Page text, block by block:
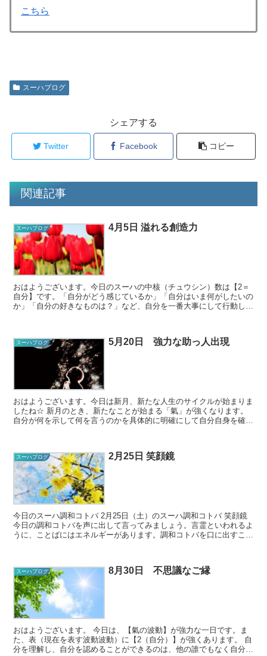
こちら
スーハブログ
シェアする
Twitter Facebook コピー
関連記事
スーハブログ 4月5日 溢れる創造力
おはようございます。今日のスーハの中核（チュウシン）数は【2＝
自分】です。「自分がどう感じているか」「自分はいま何がしたいの
か」「自分の好きなものは？」など、自分を一番大事にして行動しま
スーハブログ 5月20日 強力な助っ人出現
おはようございます。今日は新月、新たな人生のサイクルが始まりま
したね☆ 新月のとき、新たなことが始まる「氣」が強くなります。
自分が何を示して何を言うのかを具体的に明確にして自分自身を確認
スーハブログ 2月25日 笑顔鏡
今日のスーハ調和コトバ 2月25日（土）のスーハ調和コトバ 笑顔鏡
今日の調和コトバを声に出して言ってみましょう。言霊といわれるよ
うに、ことばにはエネルギーがあります。調和コトバを口に出すこと
スーハブログ 8月30日 不思議なご縁
おはようございます。 今日は、【氣の波動】が強力な一日です。ま
た、表（現在を表す波動波動）に【2（自分）】が強くあります。 自
分を理解し、自分を認めることができるのは、他の誰でもなく自分で